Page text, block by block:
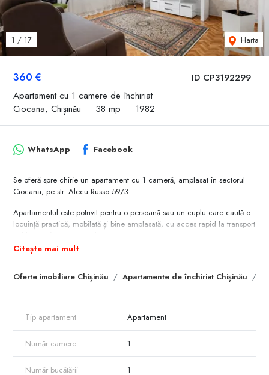
ID CP3192299
360 €
Apartament cu 1 camere de închiriat
Ciocana, Chișinău
38 mp 1982
1 / 17 Harta
Oferte imobiliare Chișinău Apartamente de închiriat Chișinău
WhatsApp Facebook
Se oferă spre chirie un apartament cu 1 cameră, amplasat în sectorul
Ciocana, pe str. Alecu Russo 59/3.
Apartamentul este potrivit pentru o persoană sau un cuplu care caută o
locuință practică, mobilată și bine amplasată, cu acces rapid la transport
Detalii apartament:
* Etaj: 4 din 9
* Încălzire: centralizată
* Geamuri termopan
* Preț chirie: 360 €/lună
Citește mai mult
Tip apartament Apartament
Număr camere 1
Număr bucătării 1